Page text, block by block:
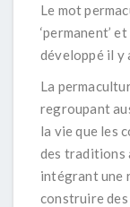
Le mot
‘permanent’
développé il y
La
regroupant
la vie que les
des traditions
intégrant une
construire des